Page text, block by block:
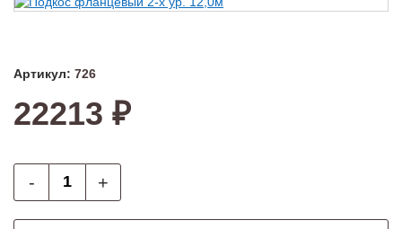
Артикул: 726
22213 ₽
- +